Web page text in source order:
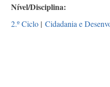
Nível/Disciplina
2.º Ciclo | Cidadania e